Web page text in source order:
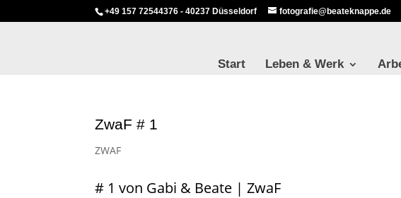
+49 157 72544376 - 40237 Düsseldorf fotografie@beateknappe.de
Start Leben & Werk
ZwaF # 1
ZWAF
# 1 von Gabi & Beate | ZwaF